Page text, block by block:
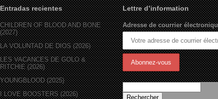
Entradas recientes
CHILDREN OF BLOOD AND BONE
(2027)
LA VOLUNTAD DE DIOS (2026)
LES VACANCES DE GOLO &
RITCHIE (2026)
YOUNGBLOOD (2025)
I LOVE BOOSTERS (2026)
Lettre d’information
Adresse de courrier